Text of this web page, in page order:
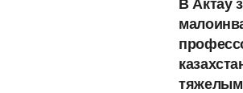
В Актау